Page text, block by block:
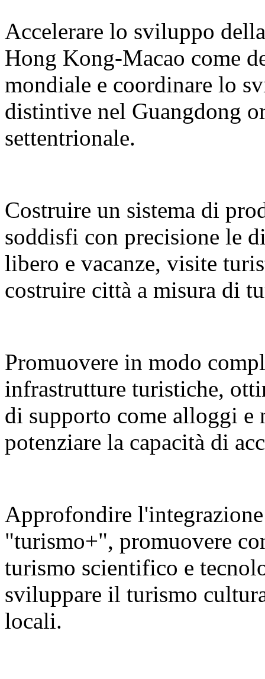
Accelerare lo sviluppo
Hong Kong-Macao come
mondiale e coordinare lo
distintive nel Guangdong
settentrionale.
Costruire un sistema di
soddisfi con precisione le
libero e vacanze, visite
costruire città a misura di
Promuovere in modo
infrastrutture turistiche,
di supporto come alloggi e
potenziare la capacità di
Approfondire
"turismo+", promuovere
turismo scientifico e
sviluppare il turismo
locali.